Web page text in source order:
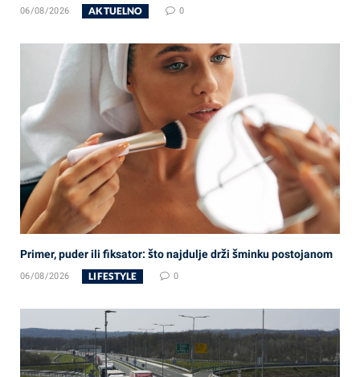
06/08/2026 AKTUELNO 0
Primer, puder ili fiksator: što najdulje drži šminku postojanom
06/08/2026 LIFESTYLE 0